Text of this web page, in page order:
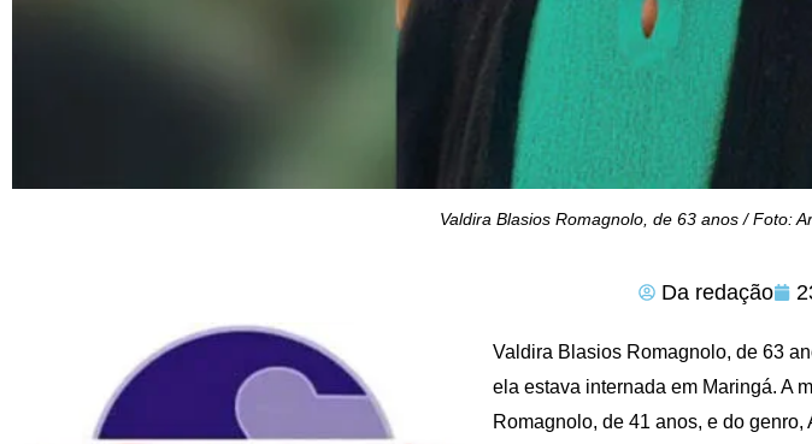
Valdira Blasios Romagnolo, de 63 anos / Foto:
Da redação
Valdira Blasios Romagnolo, de 63
ela estava internada em Maringá. A
Romagnolo, de 41 anos, e do